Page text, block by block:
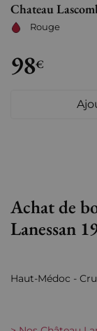
Chateau
Rouge
98€
Achat de
Lanessan
Haut-Médoc -